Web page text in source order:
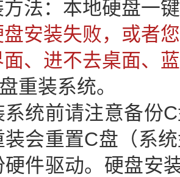
法：本地硬盘一
盘安装失败，或者
、进不去桌面、
重装系统。
前请注意备份C
会重置C盘（系
件驱动。硬盘安